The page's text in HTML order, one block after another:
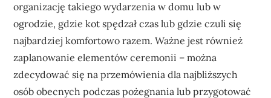
organizację takiego wydarzenia w domu lub w
ogrodzie, gdzie kot spędzał czas lub gdzie czuli się
najbardziej komfortowo razem. Ważne jest również
zaplanowanie elementów ceremonii – można
zdecydować się na przemówienia dla najbliższych
osób obecnych podczas pożegnania lub przygotować